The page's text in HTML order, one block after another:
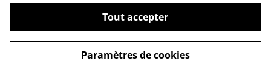
©2026Crazy Créa
powered by
Tout accepter
Paramètres de cookies